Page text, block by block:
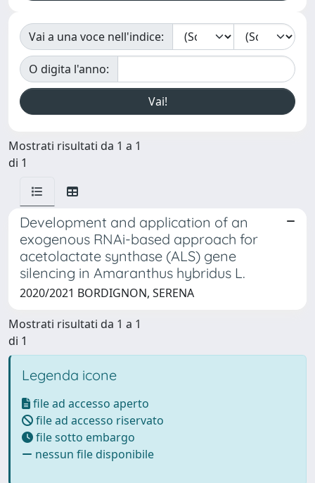
Vai a una voce nell'indice:
O digita l'anno:
Mostrati risultati da 1 a 1
di 1
Development and application of an
exogenous RNAi-based approach for
acetolactate synthase (ALS) gene
silencing in Amaranthus hybridus L.
2020/2021 BORDIGNON, SERENA
Mostrati risultati da 1 a 1
di 1
Legenda icone
file ad accesso aperto
file ad accesso riservato
file sotto embargo
nessun file disponibile